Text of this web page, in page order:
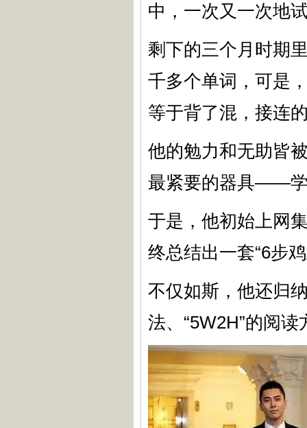
中，一次又一次地
剩下的三个月时期
千多个单词，可是
等于背了混，接连
他的勉力和无助皆
最紧要的器具——学
于是，他初始上网
终总结出一套“6步
不仅如斯，他还归
法、“5W2H”的阅